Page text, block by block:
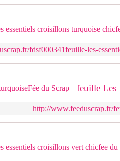
fdsf000341feuille-les-
http://www.feeduscrap.fr/